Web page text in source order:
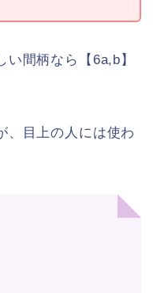
間柄なら【6a,b】
、目上の人には使わ